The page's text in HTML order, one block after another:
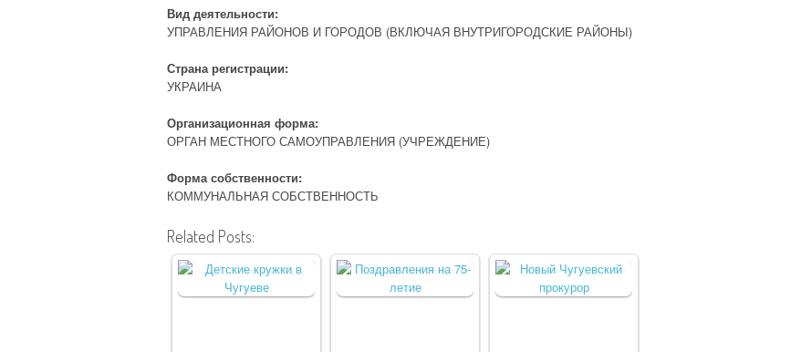
Вид деятельности:
УПРАВЛЕНИЯ РАЙОНОВ И ГОРОДОВ (ВКЛЮЧАЯ ВНУТРИГОРОДСКИЕ РАЙОНЫ)
Страна регистрации:
УКРАИНА
Организационная форма:
ОРГАН МЕСТНОГО САМОУПРАВЛЕНИЯ (УЧРЕЖДЕНИЕ)
Форма собственности:
КОММУНАЛЬНАЯ СОБСТВЕННОСТЬ
Related Posts: